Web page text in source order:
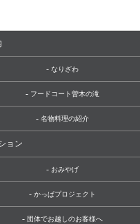
-なりざわ
- フードコート曽木の滝
-名物料理の紹介
ョン
- おみやげ
-かっぱプロジェクト
- 団体でお越しのお客様へ